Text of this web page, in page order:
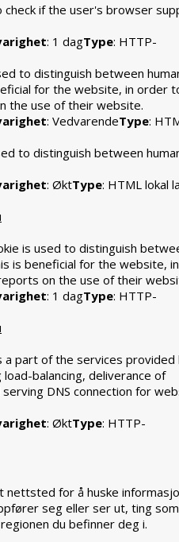
check if the user's browser
: 1 dagType: HTTP-
to distinguish between
for the website, in order
the use of their website.
: VedvarendeType:
to distinguish between
: ØktType: HTML lokal
is used to distinguish
is beneficial for the website, in
on the use of their
: 1 dagType: HTTP-
a part of the services provided
balancing, deliverance of
DNS connection for
: ØktType: HTTP-
nettsted for å huske
seg eller ser ut, ting
du befinner deg i.